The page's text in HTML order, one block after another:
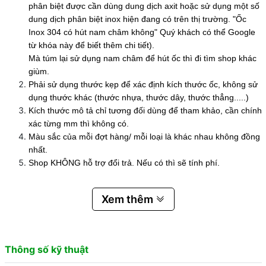
phân biệt được cần dùng dung dịch axit hoặc sử dụng một số
dung dịch phân biệt inox hiện đang có trên thị trường. "Ốc
Inox 304 có hút nam châm không" Quý khách có thể Google
từ khóa này để biết thêm chi tiết).
Mà túm lại sử dụng nam châm để hút ốc thì đi tìm shop khác
giùm.
Phải sử dụng thước kẹp để xác định kích thước ốc, không sử
dụng thước khác (thước nhựa, thước dây, thước thẳng.....)
Kích thước mô tả chỉ tương đối dùng để tham khảo, cần chính
xác từng mm thì không có.
Màu sắc của mỗi đợt hàng/ mỗi loại là khác nhau không đồng
nhất.
Shop KHÔNG hỗ trợ đổi trả. Nếu có thì sẽ tính phí.
Xem thêm
Thông số kỹ thuật